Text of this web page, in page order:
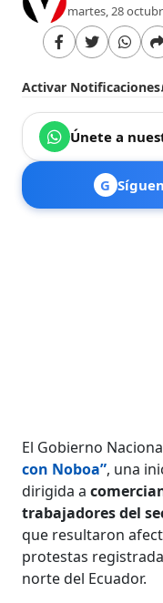
martes, 28
Activar Notificaciones
Únete a
G
El Gobierno
con Noboa”, una
dirigida a
trabajadores del
que resultaron
protestas
norte del Ecuador.